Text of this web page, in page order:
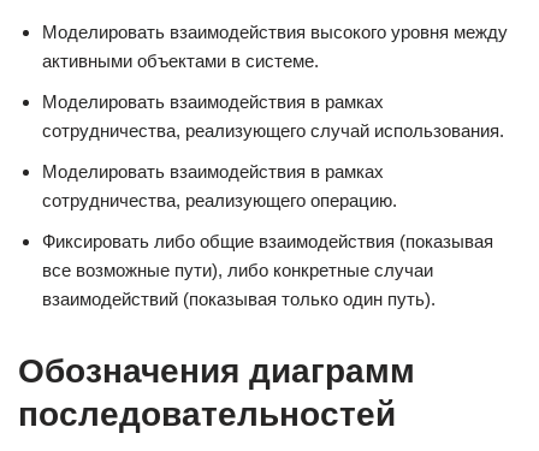
Моделировать взаимодействия высокого уровня между
активными объектами в системе.
Моделировать взаимодействия в рамках
сотрудничества, реализующего случай использования.
Моделировать взаимодействия в рамках
сотрудничества, реализующего операцию.
Фиксировать либо общие взаимодействия (показывая
все возможные пути), либо конкретные случаи
взаимодействий (показывая только один путь).
Обозначения диаграмм
последовательностей